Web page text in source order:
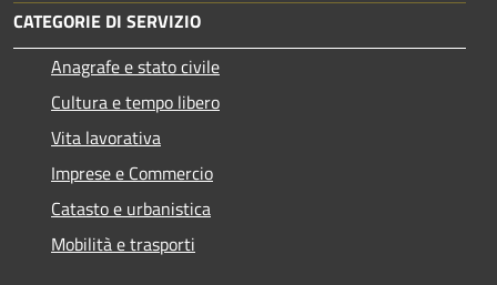
CATEGORIE DI SERVIZIO
Anagrafe e stato civile
Cultura e tempo libero
Vita lavorativa
Imprese e Commercio
Catasto e urbanistica
Mobilità e trasporti